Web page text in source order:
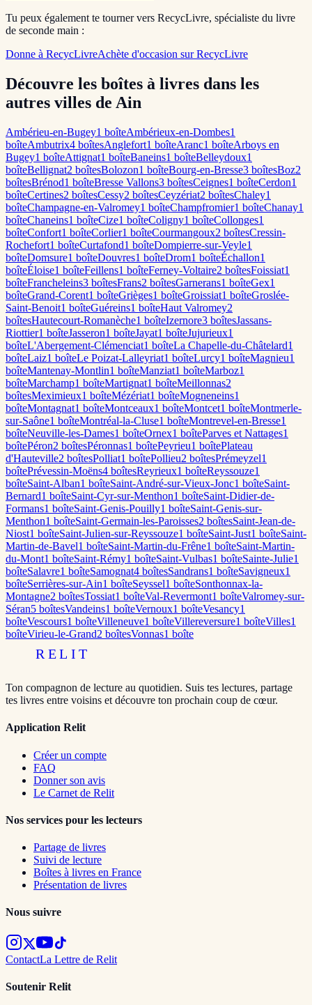
Tu peux également te tourner vers RecycLivre, spécialiste du livre
de seconde main :
Donne à RecycLivreAchète d'occasion sur RecycLivre
Découvre les boîtes à livres dans les
autres villes de Ain
Ambérieu-en-Bugey1 boîteAmbérieux-en-Dombes1
boîteAmbutrix4 boîtesAnglefort1 boîteAranc1 boîteArboys en
Bugey1 boîteAttignat1 boîteBaneins1 boîteBelleydoux1
boîteBellignat2 boîtesBolozon1 boîteBourg-en-Bresse3 boîtesBoz2
boîtesBrénod1 boîteBresse Vallons3 boîtesCeignes1 boîteCerdon1
boîteCertines2 boîtesCessy2 boîtesCeyzériat2 boîtesChaley1
boîteChampagne-en-Valromey1 boîteChampfromier1 boîteChanay1
boîteChaneins1 boîteCize1 boîteColigny1 boîteCollonges1
boîteConfort1 boîteCorlier1 boîteCourmangoux2 boîtesCressin-
Rochefort1 boîteCurtafond1 boîteDompierre-sur-Veyle1
boîteDomsure1 boîteDouvres1 boîteDrom1 boîteÉchallon1
boîteÉloise1 boîteFeillens1 boîteFerney-Voltaire2 boîtesFoissiat1
boîteFrancheleins3 boîtesFrans2 boîtesGarnerans1 boîteGex1
boîteGrand-Corent1 boîteGrièges1 boîteGroissiat1 boîteGroslée-
Saint-Benoit1 boîteGuéreins1 boîteHaut Valromey2
boîtesHautecourt-Romanèche1 boîteIzernore3 boîtesJassans-
Riottier1 boîteJasseron1 boîteJayat1 boîteJujurieux1
boîteL'Abergement-Clémenciat1 boîteLa Chapelle-du-Châtelard1
boîteLaiz1 boîteLe Poizat-Lalleyriat1 boîteLurcy1 boîteMagnieu1
boîteMantenay-Montlin1 boîteManziat1 boîteMarboz1
boîteMarchamp1 boîteMartignat1 boîteMeillonnas2
boîtesMeximieux1 boîteMézériat1 boîteMogneneins1
boîteMontagnat1 boîteMontceaux1 boîteMontcet1 boîteMontmerle-
sur-Saône1 boîteMontréal-la-Cluse1 boîteMontrevel-en-Bresse1
boîteNeuville-les-Dames1 boîteOrnex1 boîteParves et Nattages1
boîtePéron2 boîtesPéronnas1 boîtePeyrieu1 boîtePlateau
d'Hauteville2 boîtesPolliat1 boîtePollieu2 boîtesPrémeyzel1
boîtePrévessin-Moëns4 boîtesReyrieux1 boîteReyssouze1
boîteSaint-Alban1 boîteSaint-André-sur-Vieux-Jonc1 boîteSaint-
Bernard1 boîteSaint-Cyr-sur-Menthon1 boîteSaint-Didier-de-
Formans1 boîteSaint-Genis-Pouilly1 boîteSaint-Genis-sur-
Menthon1 boîteSaint-Germain-les-Paroisses2 boîtesSaint-Jean-de-
Niost1 boîteSaint-Julien-sur-Reyssouze1 boîteSaint-Just1 boîteSaint-
Martin-de-Bavel1 boîteSaint-Martin-du-Frêne1 boîteSaint-Martin-
du-Mont1 boîteSaint-Rémy1 boîteSaint-Vulbas1 boîteSainte-Julie1
boîteSalavre1 boîteSamognat4 boîtesSandrans1 boîteSavigneux1
boîteSerrières-sur-Ain1 boîteSeyssel1 boîteSonthonnax-la-
Montagne2 boîtesTossiat1 boîteVal-Revermont1 boîteValromey-sur-
Séran5 boîtesVandeins1 boîteVernoux1 boîteVesancy1
boîteVescours1 boîteVilleneuve1 boîteVillereversure1 boîteVilles1
boîteVirieu-le-Grand2 boîtesVonnas1 boîte
RELIT
Ton compagnon de lecture au quotidien. Suis tes lectures, partage
tes livres entre voisins et découvre ton prochain coup de cœur.
Application Relit
Créer un compte
FAQ
Donner son avis
Le Carnet de Relit
Nos services pour les lecteurs
Partage de livres
Suivi de lecture
Boîtes à livres en France
Présentation de livres
Nous suivre
ContactLa Lettre de Relit
Soutenir Relit